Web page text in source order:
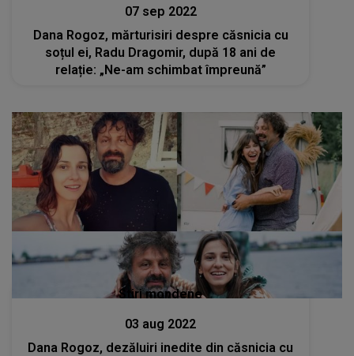
07 sep 2022
Dana Rogoz, mărturisiri despre căsnicia cu
soțul ei, Radu Dragomir, după 18 ani de
relație: „Ne-am schimbat împreună”
Stiri mondene
03 aug 2022
Dana Rogoz, dezăluiri inedite din căsnicia cu